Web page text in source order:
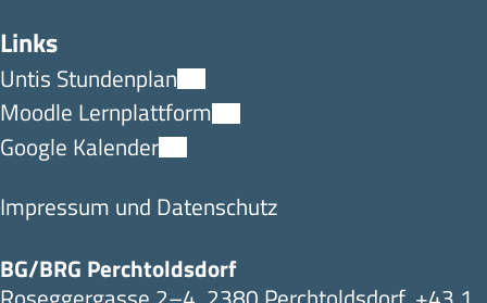
Links
Untis Stundenplan
Moodle Lernplattform
Google Kalender
Impressum und Datenschutz
BG/BRG Perchtoldsdorf